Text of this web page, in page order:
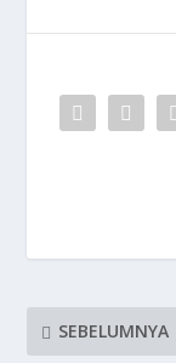
SEBELUMNYA